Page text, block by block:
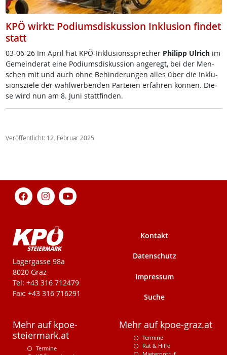
KPÖ wirkt: Podiumsdiskussion Inklusion findet
statt
03-06-26 Im April ha­t K­PÖ-In­k­lu­si­ons­sp­re­cherPhi­l­ipp Ul­rich im
Ge­mein­de­rat ei­ne Po­di­ums­dis­kus­si­on an­ge­regt, bei der Men­
schen mit und auch oh­ne Be­hin­de­run­gen al­les über die In­k­lu­
si­ons­zie­le der wahl­wer­ben­den Par­tei­en er­fah­ren kön­nen. Die­
se wird nun am 8. Ju­ni statt­fin­den.
Veröffentlicht: 12. Februar 2025
KPÖ-Steiermark
Lagergasse 98a
8020 Graz
Tel: +43 316 712479
Fax: +43 316 716291
Kontakt
Datenschutz
Impressum
Suche
Mehr auf kpoe-
steiermark.at
Termine
Mehr auf kpoe-graz.at
Termine
Rat & Hilfe